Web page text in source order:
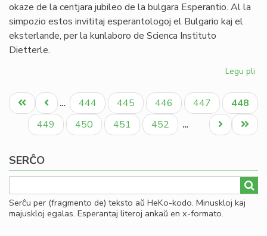
okaze de la centjara jubileo de la bulgara Esperantio. Al la
simpozio estos invititaj esperantologoj el Bulgario kaj el
eksterlande, per la kunlaboro de Scienca Instituto
Dietterle.
Legu pli
de
la
Pagination
Unua
paĝo
Antaŭa
paĝo
… Paĝo
444 Paĝo
445 Paĝo
446 Paĝo
447
Aktuala
paĝo
448
Paĝo
449 Paĝo
450 Paĝo
451 Paĝo
452 …
Last
page
Next
page
SERĈO
Serĉu per (fragmento de) teksto aŭ HeKo-kodo. Minuskloj kaj
majuskloj egalas. Esperantaj literoj ankaŭ en x-formato.